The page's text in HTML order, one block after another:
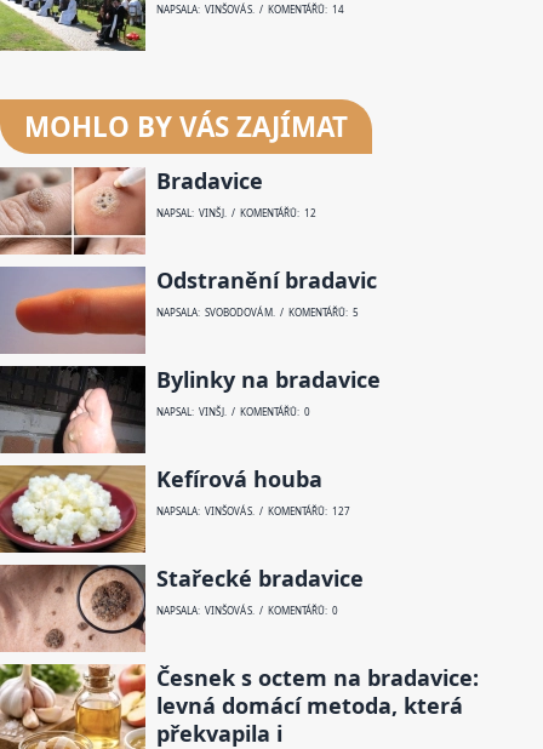
NAPSALA: VINŠOVÁ S. / KOMENTÁŘŮ: 14
MOHLO BY VÁS ZAJÍMAT
Bradavice
NAPSAL: VINŠ J. / KOMENTÁŘŮ: 12
Odstranění bradavic
NAPSALA: SVOBODOVÁ M. / KOMENTÁŘŮ: 5
Bylinky na bradavice
NAPSAL: VINŠ J. / KOMENTÁŘŮ: 0
Kefírová houba
NAPSALA: VINŠOVÁ S. / KOMENTÁŘŮ: 127
Stařecké bradavice
NAPSALA: VINŠOVÁ S. / KOMENTÁŘŮ: 0
Česnek s octem na bradavice:
levná domácí metoda, která
překvapila i